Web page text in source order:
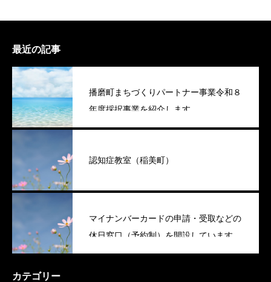
最近の記事
播磨町まちづくりパートナー事業令和８
年度採択事業を紹介します
認知症教室（稲美町）
マイナンバーカードの申請・受取などの
休日窓口（予約制）を開設しています
（稲美町）
カテゴリー